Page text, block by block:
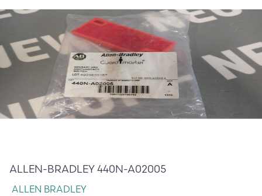
ALLEN-BRADLEY 440N-A02005
ALLEN BRADLEY